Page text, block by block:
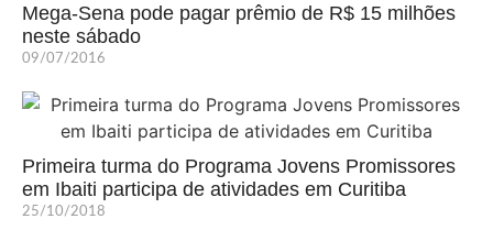
Mega-Sena pode pagar prêmio de R$ 15 milhões
neste sábado
09/07/2016
Primeira turma do Programa Jovens Promissores
em Ibaiti participa de atividades em Curitiba
25/10/2018